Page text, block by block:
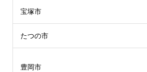
宝塚市
たつの市
豊岡市